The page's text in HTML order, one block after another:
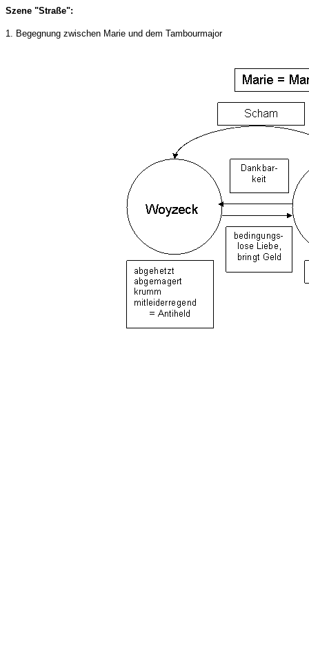
Szene "Straße":
1. Begegnung zwischen Marie und dem Tambourmajor